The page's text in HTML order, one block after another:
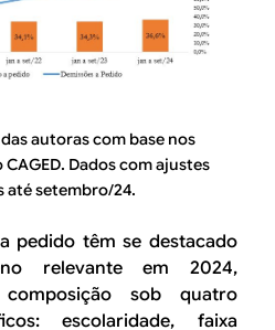
autoras com base nos
Dados com ajustes
até setembro/24.
pedido têm se destacado
relevante em 2024,
sob quatro
escolaridade, faixa